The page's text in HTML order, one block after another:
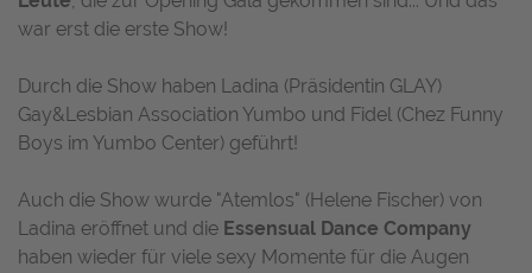
war erst die erste Show!
Durch die Show haben Ladina (Präsidentin GLAY)
Gay&Lesbian Association Yumbo und Fidel (Chez Funny
Boys im Yumbo Center) geführt!
Auch die Show wurde "Atemlos" (Helene Fischer) von
Ladina eröffnet und die Essensual Dance Company
haben wieder für viele sexy Momente für die Augen